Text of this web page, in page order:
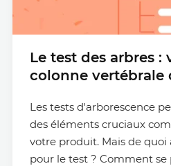
Le test des arbres :
colonne vertébrale
Les tests d'arborescence
des éléments cruciaux
votre produit. Mais de quoi
pour le test ? Comment se